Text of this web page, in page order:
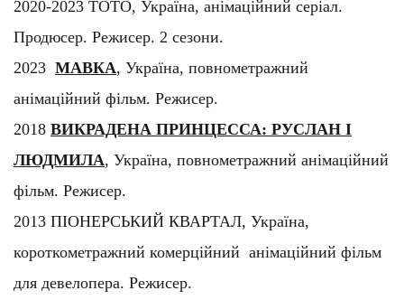
для девелопера. Режисер.
2009LASCARS, Франція, Повнометражний
анімаційний фільм у головних ролях Даяна Крюгер
та Венсан Касель. Аніматор.
2006 ARTHUR EN VRAI!, Франція,
короткометражний спец проект, продюсер Люк
Бессон.
KULSKUL, пілотний епізод. Режисер.
2005DUCK UGLY , Франція, Ірландія.
Повнометражний анімаційний фільм. Аніматор.